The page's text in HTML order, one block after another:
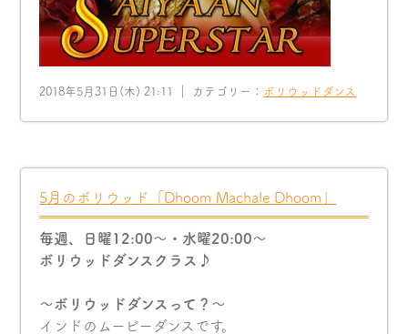
2018年5月31日(木) 21:11 ｜ カテゴリー： ボリウッドダンス
5月のボリウッド「Dhoom Machale Dhoom」
毎週、日曜12:00〜・水曜20:00〜
ボリウッドダンスクラス♪
〜ボリウッドダンスって？〜
インドのムービーダンスです。